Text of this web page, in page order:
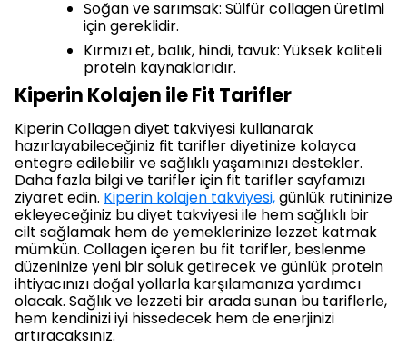
Soğan ve sarımsak: Sülfür collagen üretimi
için gereklidir.
Kırmızı et, balık, hindi, tavuk: Yüksek kaliteli
protein kaynaklarıdır.
Kiperin Kolajen ile Fit Tarifler
Kiperin Collagen diyet takviyesi kullanarak
hazırlayabileceğiniz fit tarifler diyetinize kolayca
entegre edilebilir ve sağlıklı yaşamınızı destekler.
Daha fazla bilgi ve tarifler için fit tarifler sayfamızı
ziyaret edin. Kiperin kolajen takviyesi,günlük rutininize
ekleyeceğiniz bu diyet takviyesi ile hem sağlıklı bir
cilt sağlamak hem de yemeklerinize lezzet katmak
mümkün. Collagen içeren bu fit tarifler, beslenme
düzeninize yeni bir soluk getirecek ve günlük protein
ihtiyacınızı doğal yollarla karşılamanıza yardımcı
olacak. Sağlık ve lezzeti bir arada sunan bu tariflerle,
hem kendinizi iyi hissedecek hem de enerjinizi
artıracaksınız.